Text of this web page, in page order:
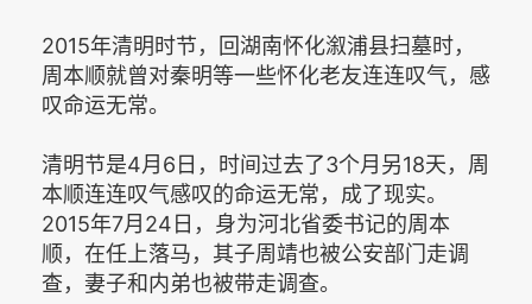
2015年清明时节，回湖南怀化溆浦县扫墓时，
周本顺就曾对秦明等一些怀化老友连连叹气，感
叹命运无常。
清明节是4月6日，时间过去了3个月另18天，周
本顺连连叹气感叹的命运无常，成了现实。
2015年7月24日，身为河北省委书记的周本
顺，在任上落马，其子周靖也被公安部门走调
查，妻子和内弟也被带走调查。